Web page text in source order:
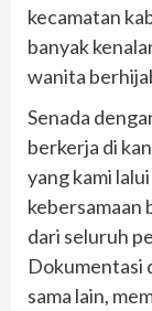
kecamatan
banyak
wanita
Senada
berkerja di
yang kami
kebersamaan
dari seluruh
Dokumentasi
sama lain,